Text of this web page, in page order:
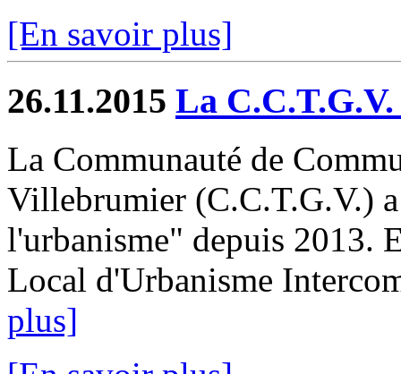
[En savoir plus]
26.11.2015 La
La Communauté de
Villebrumier (C.C.T.G.V.)
l'urbanisme" depuis 2013.
Local d'Urbanisme
plus]